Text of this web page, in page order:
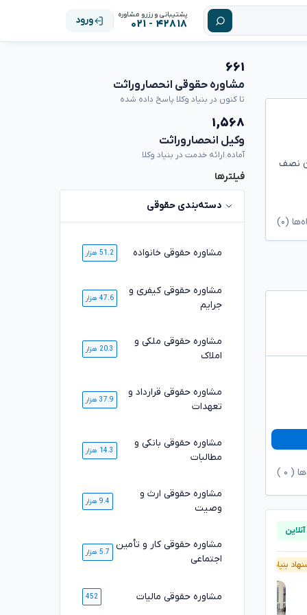
پشتیبانی و رزرو مشاوره
۴۲۸۱۸ - ۰۲۱ ورود
نصف
(۰)
( ۰
بنیاد وکلا
۶۶۱
مشاوره حقوقی انحصاروراثت
تا کنون در بنیاد وکلا پاسخ داده شده
۱,۵۶۸
وکیل انحصاروراثت
آماده ارائه خدمت در بنیاد وکلا
فیلترها
دسته‌بندی حقوقی
مشاوره حقوقی خانواده 51.2 هزار
مشاوره حقوقی کیفری و
جرایم
47.6 هزار
مشاوره حقوقی ملکی و
املاک
20.3 هزار
مشاوره حقوقی قرارداد و
تعهدات
37.9 هزار
مشاوره حقوقی بانکی و
مطالبات
14.3 هزار
مشاوره حقوقی ارث و
وصیت
9.4 هزار
مشاوره حقوقی کار و تأمین
اجتماعی
5.7 هزار
مشاوره حقوقی مالیات 452